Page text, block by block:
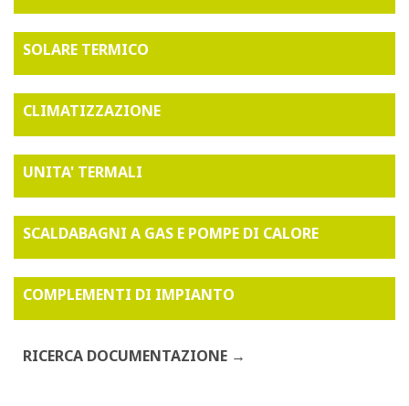
SOLARE TERMICO
CLIMATIZZAZIONE
UNITA' TERMALI
SCALDABAGNI A GAS E POMPE DI CALORE
COMPLEMENTI DI IMPIANTO
RICERCA DOCUMENTAZIONE